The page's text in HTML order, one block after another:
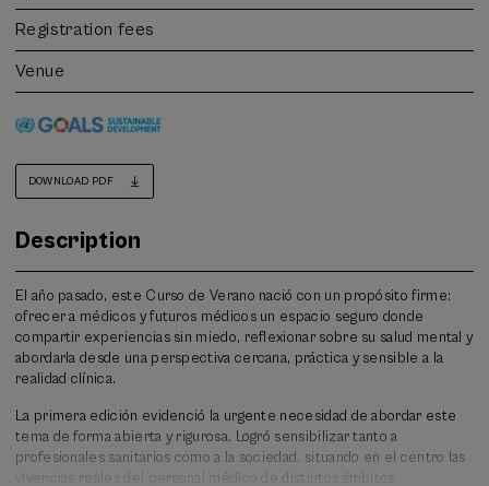
Registration fees
Venue
DOWNLOAD PDF
Description
El año pasado, este Curso de Verano nació con un propósito firme:
ofrecer a médicos y futuros médicos un espacio seguro donde
compartir experiencias sin miedo, reflexionar sobre su salud mental y
abordarla desde una perspectiva cercana, práctica y sensible a la
realidad clínica.
La primera edición evidenció la urgente necesidad de abordar este
tema de forma abierta y rigurosa. Logró sensibilizar tanto a
profesionales sanitarios como a la sociedad, situando en el centro las
vivencias reales del personal médico de distintos ámbitos